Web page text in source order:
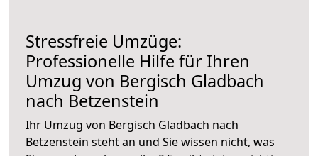
Stressfreie Umzüge:
Professionelle Hilfe für Ihren
Umzug von Bergisch Gladbach
nach Betzenstein
Ihr Umzug von Bergisch Gladbach nach
Betzenstein steht an und Sie wissen nicht, was